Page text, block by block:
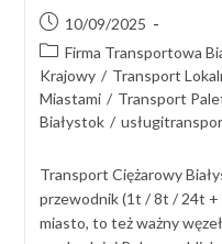
10/09/2025
Firma Transportowa
Krajowy / Transport
Miastami / Transport
Białystok /
Transport Ciężarowy
przewodnik (1t / 8t / 24t +
miasto, to też ważny